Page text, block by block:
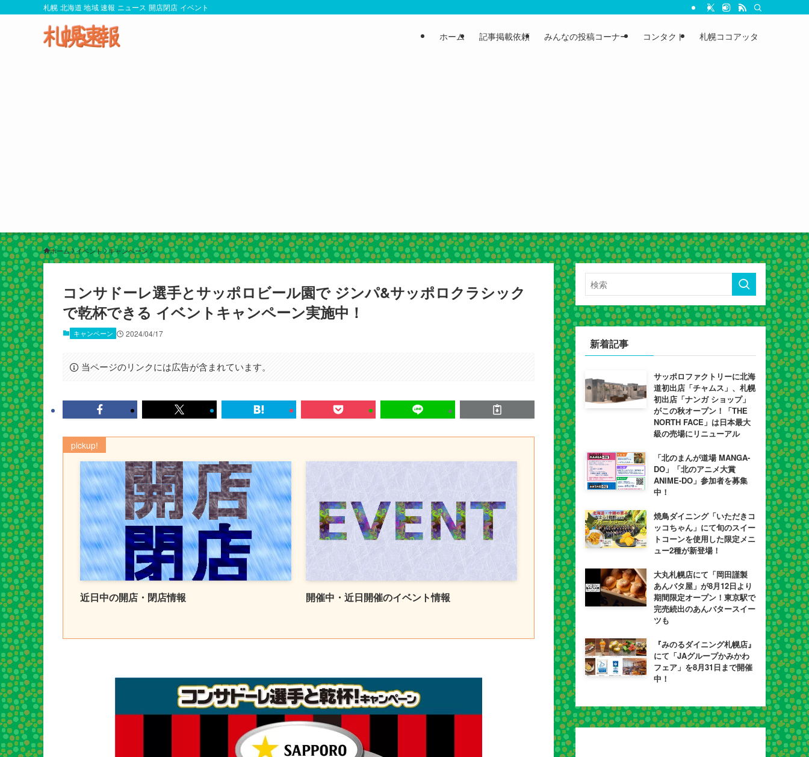
札幌 北海道 地域 速報 ニュース 開店閉店 イベント
ホーム 記事掲載依頼 みんなの投稿コーナー コンタクト 札幌ココアッタ
ホーム イベント キャンペーン
コンサドーレ選手とサッポロビール園で ジンパ&サッポロクラシック
で乾杯できる イベントキャンペーン実施中！
キャンペーン 2024/04/17
当ページのリンクには広告が含まれています。
pickup!
近日中の開店・閉店情報 開催中・近日開催のイベント情報
新着記事
サッポロファクトリーに北海
道初出店「チャムス」、札幌
初出店「ナンガ ショップ」
がこの秋オープン！「THE
NORTH FACE」は日本最大
級の売場にリニューアル
「北のまんが道場 MANGA-
DO」「北のアニメ大賞
ANIME-DO」参加者を募集
中！
焼鳥ダイニング「いただきコ
ッコちゃん」にて旬のスイー
トコーンを使用した限定メニ
ュー2種が新登場！
大丸札幌店にて「岡田謹製
あんバタ屋」が8月12日より
期間限定オープン！東京駅で
完売続出のあんバタースイー
ツも
『みのるダイニング札幌店』
にて「JAグループかみかわ
フェア」を8月31日まで開催
中！